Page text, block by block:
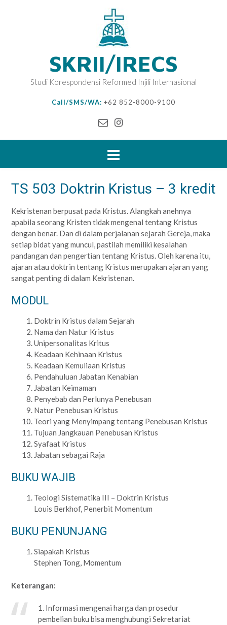
SKRII/IRECS
Studi Korespondensi Reformed Injili Internasional
Call/SMS/WA: +62 852-8000-9100
TS 503 Doktrin Kristus – 3 kredit
Kekristenan berpusat pada Kristus. Alangkah anehnya
apabila seorang Kristen tidak mengenal tentang Kristus
dengan benar. Dan di dalam perjalanan sejarah Gereja, maka
setiap bidat yang muncul, pastilah memiliki kesalahan
pandangan dan pengertian tentang Kristus. Oleh ka­re­na itu,
ajaran atau doktrin tentang Kristus merupakan ajaran yang
sangat penting di dalam Kekristenan.
MODUL
Doktrin Kristus dalam Sejarah
Nama dan Natur Kristus
Unipersonalitas Kritus
Keadaan Kehinaan Kristus
Keadaan Kemuliaan Kristus
Pendahuluan Jabatan Kenabian
Jabatan Keimaman
Penyebab dan Perlunya Penebusan
Natur Penebusan Kristus
Teori yang Menyimpang tentang Penebusan Kristus
Tujuan Jangkauan Penebusan Kristus
Syafaat Kristus
Jabatan sebagai Raja
BUKU WAJIB
Teologi Sistematika III – Doktrin Kristus
Louis Berkhof, Penerbit Momentum
BUKU PENUNJANG
Siapakah Kristus
Stephen Tong, Momentum
Keterangan:
1. Informasi mengenai harga dan prosedur
pembelian buku bisa menghubungi Sekretariat